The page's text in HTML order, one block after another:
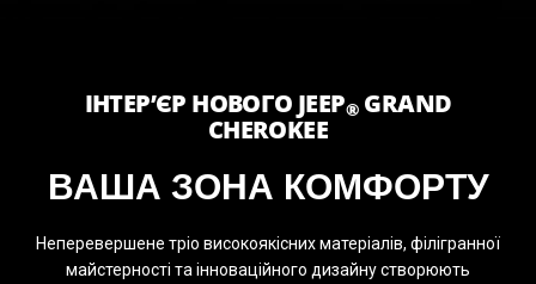
ІНТЕР’ЄР НОВОГО JEEP® GRAND
CHEROKEE
ВАША ЗОНА КОМФОРТУ
Неперевершене тріо високоякісних матеріалів, філігранної
майстерності та інноваційного дизайну створюють